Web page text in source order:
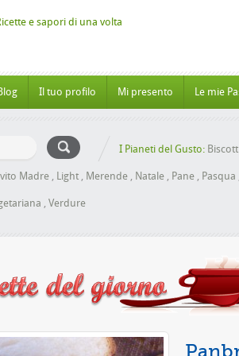
Il tuo profilo Mi presento Le mie
I Pianeti del Gusto:
Madre , Light , Merende , Natale , Pane , Pasqua
, Verdure